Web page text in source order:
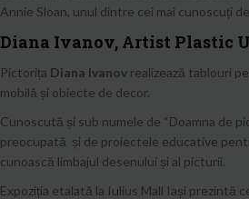
Annie Sloan, unul dintre cei mai cunoscuți
Diana Ivanov, Artist Plastic
Pictorița Diana Ivanov realizează tablouri
mobilă și obiecte de decor.
Cunoscută și sub numele de “Doamna de
preocupată și de proiectele educative
cunoască limbajul desenului și al picturii.
Expoziția etalată la Iulius Mall Iași prezintă